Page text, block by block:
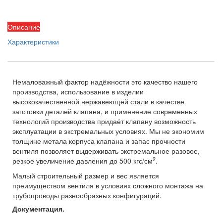
Описание
Характеристики
Немаловажный фактор надёжности это качество нашего
производства, использование в изделии
высококачественной нержавеющей стали в качестве
заготовки деталей клапана, и применение современных
технологий производства придаёт клапану возможность
эксплуатации в экстремальных условиях. Мы не экономим
толщине метала корпуса клапана и запас прочности
вентиля позволяет выдерживать экстремальное разовое,
резкое увеличение давления до 500 кгс/см2.
Малый строительный размер и вес является
преимуществом вентиля в условиях сложного монтажа на
трубопроводы разнообразных конфигураций.
Документация.